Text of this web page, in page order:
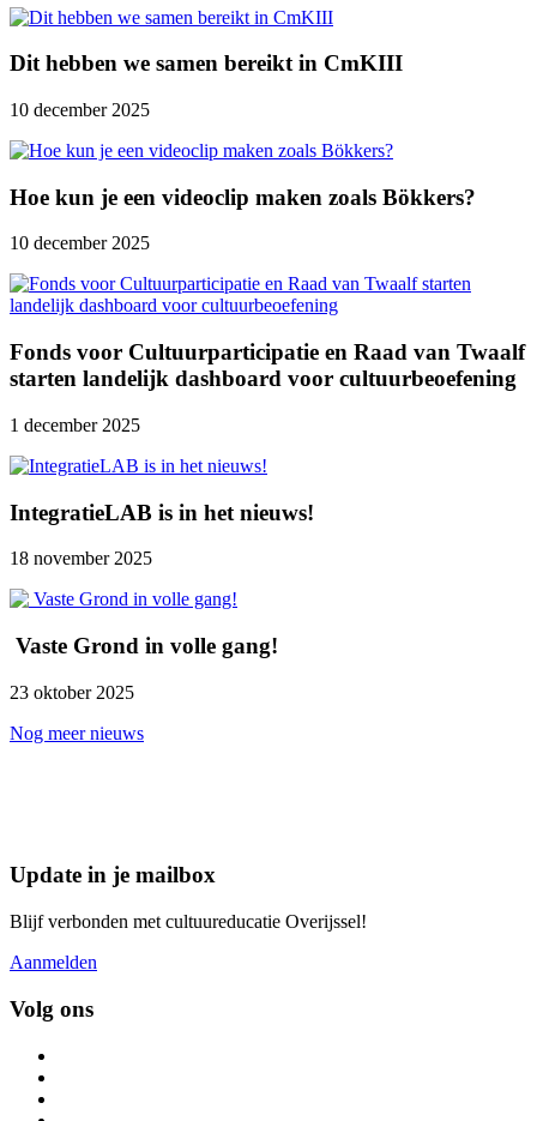
Dit hebben we samen bereikt in CmKIII
10 december 2025
Hoe kun je een videoclip maken zoals Bökkers?
10 december 2025
Fonds voor Cultuurparticipatie en Raad van Twaalf
starten landelijk dashboard voor cultuurbeoefening
1 december 2025
IntegratieLAB is in het nieuws!
18 november 2025
Vaste Grond in volle gang!
23 oktober 2025
Nog meer nieuws
Update in je mailbox
Blijf verbonden met cultuureducatie Overijssel!
Aanmelden
Volg ons